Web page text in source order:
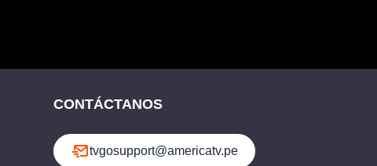
CONTÁCTANOS
tvgosupport@americatv.pe